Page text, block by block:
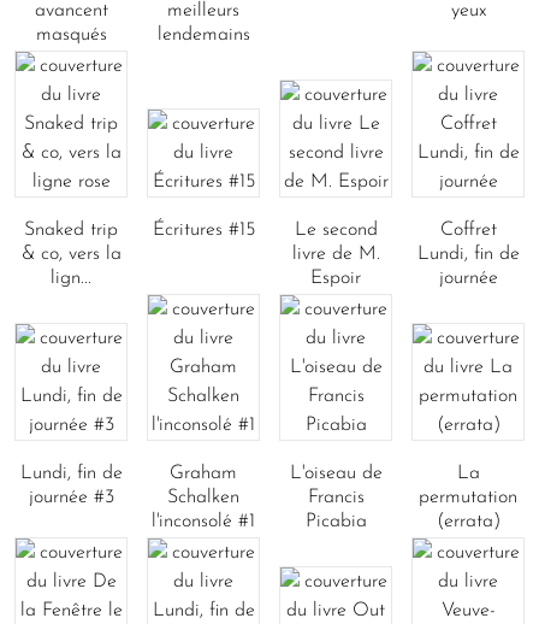
avancent
masqués
meilleurs
lendemains
yeux
Snaked trip
& co, vers la
lign...
Écritures #15
Le second
livre de M.
Espoir
Coffret
Lundi, fin de
journée
Lundi, fin de
journée #3
Graham
Schalken
l'inconsolé #1
L'oiseau de
Francis
Picabia
La
permutation
(errata)